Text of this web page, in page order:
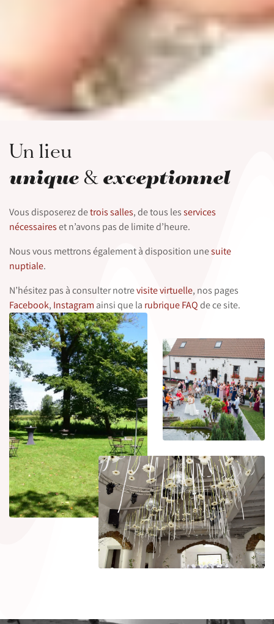
Un lieu
unique&exceptionnel
Vous disposerez detrois salles, de tous lesservices
nécessaireset n’avons pas de limite d’heure.
Nous vous mettrons également à disposition unesuite
nuptiale.
N’hésitez pas à consulter notrevisite virtuelle, nos pages
Facebook, Instagram ainsi que la rubrique FAQde ce site.